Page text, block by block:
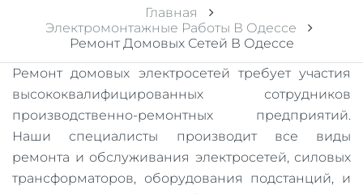
Главная
Электромонтажные Работы В Одессе
Ремонт Домовых Сетей В Одессе
Ремонт домовых электросетей требует участия
высококвалифицированных сотрудников
производственно-ремонтных предприятий.
Наши специалисты производит все виды
ремонта и обслуживания электросетей, силовых
трансформаторов, оборудования подстанций, и